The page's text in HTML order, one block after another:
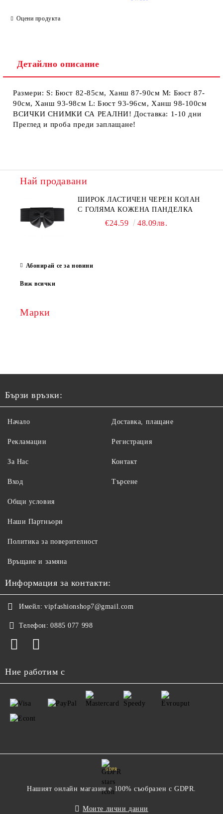
Оцени продукта
Детайлно описание
Размери: S: Бюст 82-85см, Ханш 87-90см М: Бюст 87-
90см, Ханш 93-98см L: Бюст 93-96см, Ханш 98-100см
ВСИЧКИ СНИМКИ СА РЕАЛНИ! Доставка: 1-10 дни
Преглед и проба преди заплащане!
Най продавани
ШИРОК ЛАСТИЧЕН ЧЕРЕН КОЛАН
С ГОЛЯМА КОЖЕНА ПАНДЕЛКА
€24.59 48.09лв.
Абонирай се за новини
Виж всички
Марки
Бързи връзки:
Начало
Рекламации
За Нас
Вход
Доставка, плащане
Регистрация
Контакт
Търсене
Общи условия
Наши Партньори
Политика за поверителност
Връщане и замяна
Информация за контакти:
Имейл: vipfashionshop7@gmail.com
Телефон: 0885 077 998
Ние работим с
GDPR
Нашият онлайн магазин е 100% съобразен с GDPR.
Моите лични данни